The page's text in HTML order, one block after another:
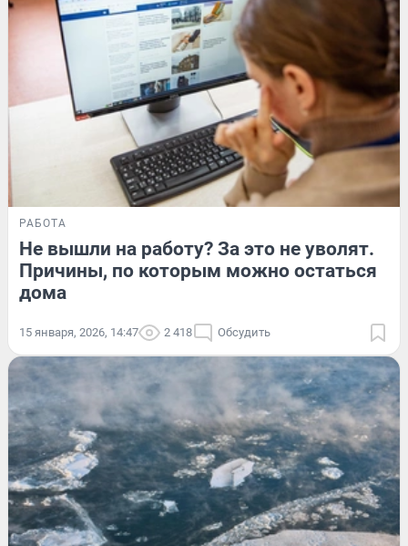
РАБОТА
Не вышли на работу? За это не уволят.
Причины, по которым можно остаться
дома
15 января, 2026, 14:47 2 418 Обсудить